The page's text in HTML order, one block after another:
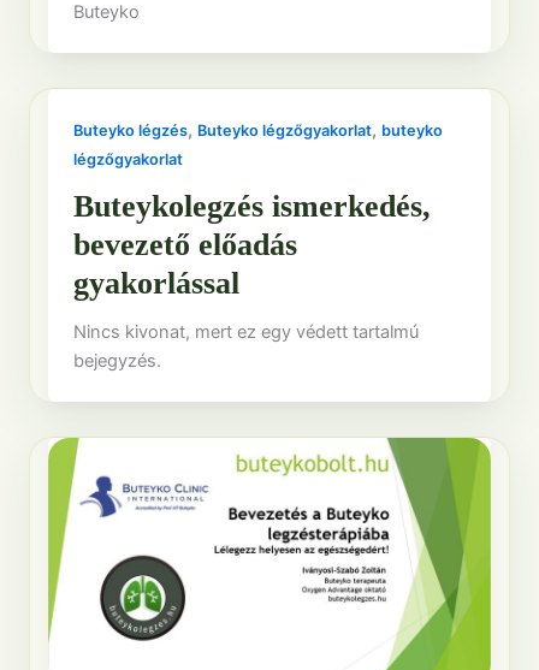
Buteyko
Buteyko légzés, Buteyko légzőgyakorlat, buteyko
légzőgyakorlat
Buteykolegzés ismerkedés,
bevezető előadás
gyakorlással
Nincs kivonat, mert ez egy védett tartalmú
bejegyzés.